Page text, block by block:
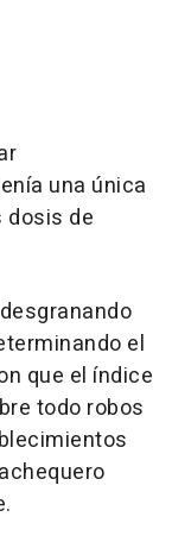
una única
dosis de
el
que el índice
todo robos